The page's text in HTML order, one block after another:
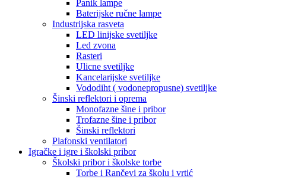
Panik lampe
Baterijske ručne lampe
Industrijska rasveta
LED linijske svetiljke
Led zvona
Rasteri
Ulicne svetiljke
Kancelarijske svetiljke
Vododiht ( vodonepropusne) svetiljke
Šinski reflektori i oprema
Monofazne šine i pribor
Trofazne šine i pribor
Šinski reflektori
Plafonski ventilatori
Igračke i igre i školski pribor
Školski pribor i školske torbe
Torbe i Rančevi za školu i vrtić